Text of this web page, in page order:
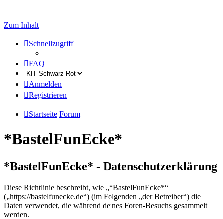
Zum Inhalt
Schnellzugriff
FAQ
Anmelden
Registrieren
Startseite Forum
*BastelFunEcke*
*BastelFunEcke* - Datenschutzerklärung
Diese Richtlinie beschreibt, wie „*BastelFunEcke*“
(„https://bastelfunecke.de“) (im Folgenden „der Betreiber“) die
Daten verwendet, die während deines Foren-Besuchs gesammelt
werden.